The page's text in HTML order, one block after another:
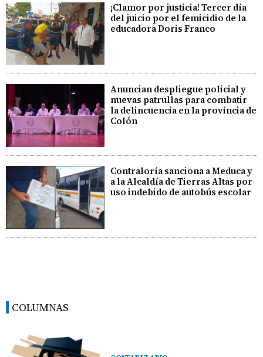
¡Clamor por justicia! Tercer día
del juicio por el femicidio de la
educadora Doris Franco
Anuncian despliegue policial y
nuevas patrullas para combatir
la delincuencia en la provincia de
Colón
Contraloría sanciona a Meduca y
a la Alcaldía de Tierras Altas por
uso indebido de autobús escolar
COLUMNAS